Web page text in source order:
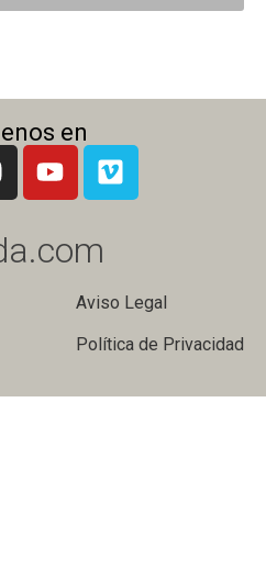
en
Aviso Legal
Política de Privacidad